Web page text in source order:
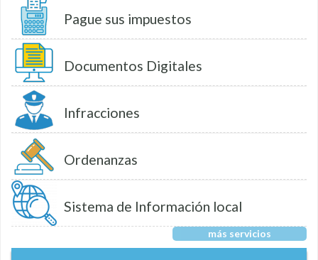
Pague sus impuestos
Documentos Digitales
Infracciones
Ordenanzas
Sistema de Información local
más servicios